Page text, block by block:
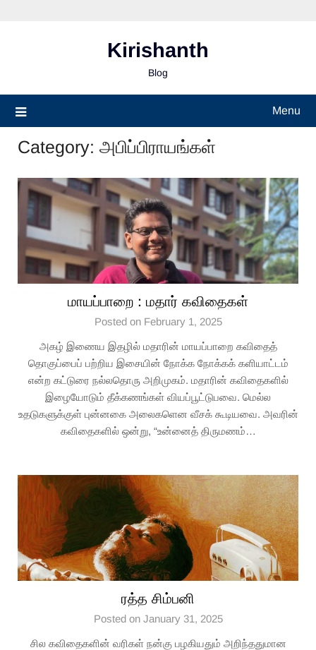
Kirishanth
Blog
Menu
Category: அபிப்பிராயங்கள்
மாயப்பாறை : மதார் கவிதைகள்
Posted on February 1, 2025
அகழ் இணைய இதழில் மதாரின் மாயப்பாறை கவிதைத்
தொகுப்பைப் பற்றிய இசையின் நோக்க நோக்கக் களியாட்டம்
என்ற கட்டுரை நல்லதொரு அறிமுகம். மதாரின் கவிதைகளில்
இழையோடும் தீக்கணங்கள் வியப்பூட்டுபவை. மெல்ல
உதடுகளுக்குள் புன்னகை அலைகளென வீசக் கூடியவை. அவரின்
கவிதைகளில் ஒன்று, “உன்னைத் திருமணம்…
ரத்த சிம்பனி
Posted on January 31, 2025
சில கவிதைகளின் வரிகள் நன்கு பழகியதும் அறிந்ததுமான